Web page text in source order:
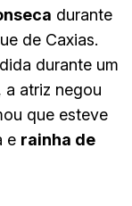
durante
de Caxias.
durante um
a atriz negou
que esteve
e rainha de